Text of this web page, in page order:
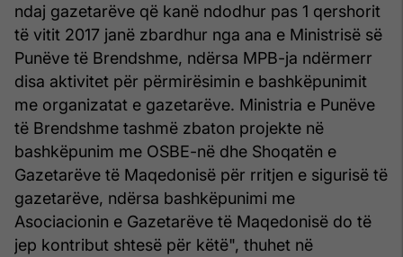
ndaj gazetarëve që kanë ndodhur pas 1 qershorit
të vitit 2017 janë zbardhur nga ana e Ministrisë së
Punëve të Brendshme, ndërsa MPB-ja ndërmerr
disa aktivitet për përmirësimin e bashkëpunimit
me organizatat e gazetarëve. Ministria e Punëve
të Brendshme tashmë zbaton projekte në
bashkëpunim me OSBE-në dhe Shoqatën e
Gazetarëve të Maqedonisë për rritjen e sigurisë të
gazetarëve, ndërsa bashkëpunimi me
Asociacionin e Gazetarëve të Maqedonisë do të
jep kontribut shtesë për këtë", thuhet në